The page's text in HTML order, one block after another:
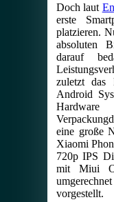
Doch laut
erste
platzieren.
absoluten
darauf
zuletzt das
Android
eine große
Xiaomi
720p IPS
mit Miui
vorgestellt.